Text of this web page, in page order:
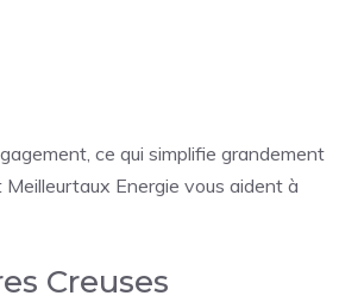
ce qui simplifie grandement
Energie vous aident à
Creuses